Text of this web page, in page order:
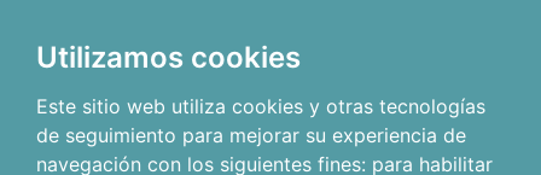
Utilizamos cookies
Este sitio web utiliza cookies y otras tecnologías
de seguimiento para mejorar su experiencia de
navegación con los siguientes fines: para habilitar